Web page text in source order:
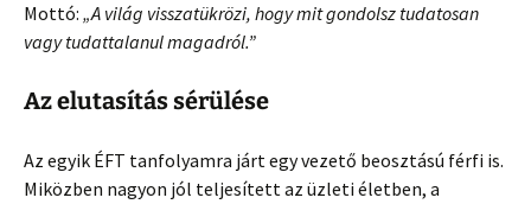
Mottó: „A világ visszatükrözi, hogy mit gondolsz tudatosan
vagy tudattalanul magadról.”
Az elutasítás sérülése
Az egyik ÉFT tanfolyamra járt egy vezető beosztású férfi is.
Miközben nagyon jól teljesített az üzleti életben, a